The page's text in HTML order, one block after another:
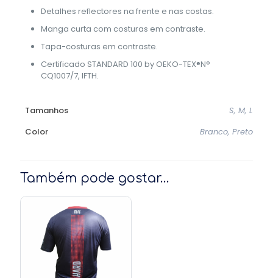
Detalhes reflectores na frente e nas costas.
Manga curta com costuras em contraste.
Tapa-costuras em contraste.
Certificado STANDARD 100 by OEKO-TEX®N°
CQ1007/7, IFTH.
Tamanhos
S, M, L
Color
Branco, Preto
Também pode gostar…